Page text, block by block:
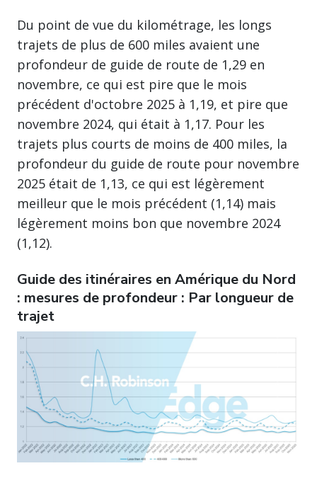
Du point de vue du kilométrage, les longs
trajets de plus de 600 miles avaient une
profondeur de guide de route de 1,29 en
novembre, ce qui est pire que le mois
précédent d'octobre 2025 à 1,19, et pire que
novembre 2024, qui était à 1,17. Pour les
trajets plus courts de moins de 400 miles, la
profondeur du guide de route pour novembre
2025 était de 1,13, ce qui est légèrement
meilleur que le mois précédent (1,14) mais
légèrement moins bon que novembre 2024
(1,12).
Guide des itinéraires en Amérique du Nord
: mesures de profondeur : Par longueur de
trajet